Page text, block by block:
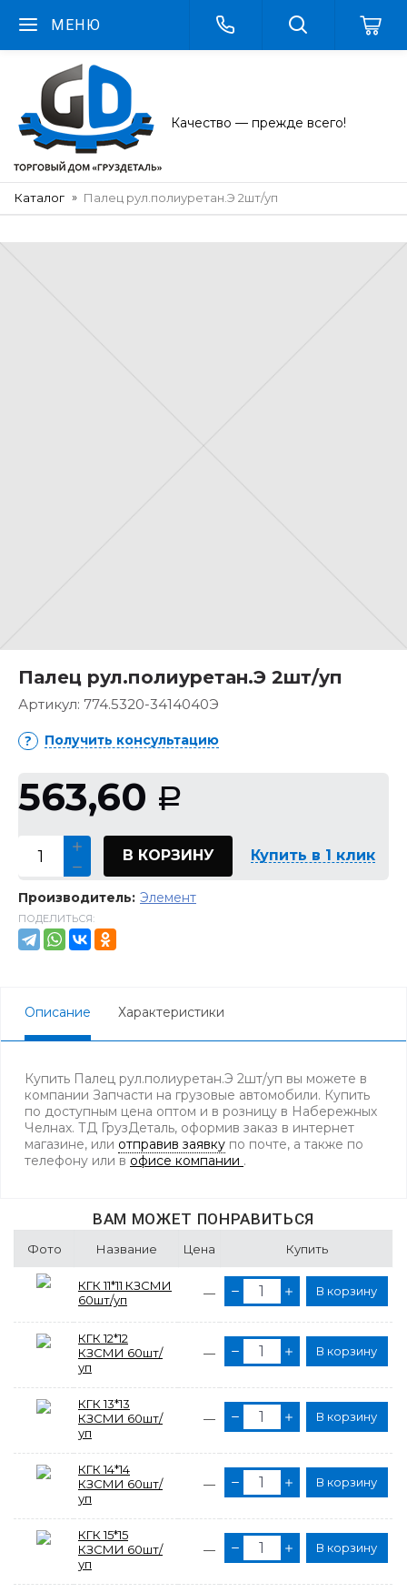
МЕНЮ
Качество — прежде всего!
Каталог Палец рул.полиуретан.Э 2шт/уп
Палец рул.полиуретан.Э 2шт/уп
Артикул: 774.5320-3414040Э
Получить консультацию
563,60 Р
В КОРЗИНУ Купить в 1 клик
Производитель: Элемент
ПОДЕЛИТЬСЯ:
Описание Характеристики
Купить Палец рул.полиуретан.Э 2шт/уп вы можете в
компании Запчасти на грузовые автомобили. Купить
по доступным цена оптом и в розницу в Набережных
Челнах. ТД ГрузДеталь, оформив заказ в интернет
магазине, или отправив заявку по почте, а также по
телефону или в офисе компании .
ВАМ МОЖЕТ ПОНРАВИТЬСЯ
Фото Название Цена Купить
КГК 11*11 КЗСМИ
60шт/уп
— В корзину
КГК 12*12
КЗСМИ 60шт/
уп
— В корзину
КГК 13*13
КЗСМИ 60шт/
уп
— В корзину
КГК 14*14
КЗСМИ 60шт/
уп
— В корзину
КГК 15*15
КЗСМИ 60шт/
уп
— В корзину